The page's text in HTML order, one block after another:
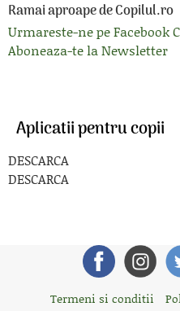
Ramai aproape de Copilul.ro
Urmareste-ne pe Facebook
Aboneaza-te la Newsletter
Aplicatii pentru copii
DESCARCA
DESCARCA
Termeni si conditii